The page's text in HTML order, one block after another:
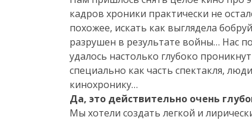
кадров хроники практически не
похожее, искать как выглядела
разрушен в результате войны… Нас
удалось настолько глубоко
специально как часть спектакля,
кинохронику…
Да, это действительно очень
Мы хотели создать легкой и